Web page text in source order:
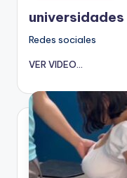
en
universidades
Redes sociales
VER VIDEO...